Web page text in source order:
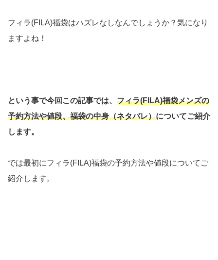
フィラ(FILA)福袋はハズレなしなんでしょうか？気になり
ますよね！
という事で今回この記事では、 フィラ(FILA)福袋メンズの
予約方法や値段、福袋の中身（ネタバレ）についてご紹介
します。
では最初にフィラ(FILA)福袋の予約方法や値段についてご
紹介します。